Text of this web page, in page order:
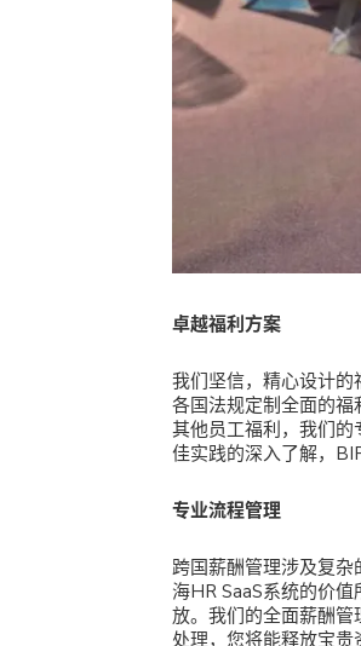
卓越福利方案
我们坚信，精心设计
各国法规定制全面的
其他员工福利，我们的
佳实践的深入了解，
专业流程管理
跨国薪酬管理涉及复
海HR SaaS系统的价
放。我们的全面薪酬
处理，您将能释放宝贵